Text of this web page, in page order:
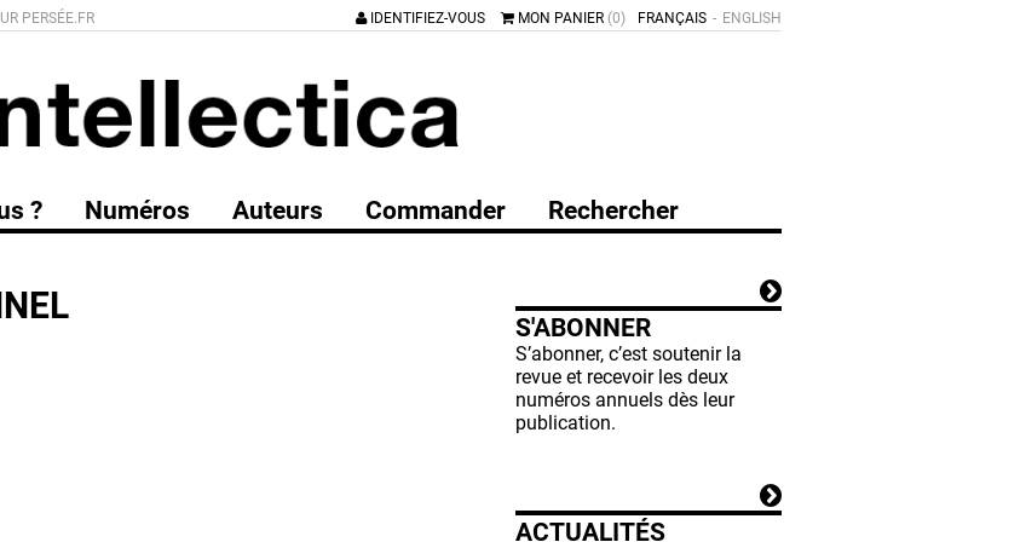
ENGLISH
FRANÇAIS
IDENTIFIEZ-VOUS MON PANIER (0)
PERSÉE.FR
? Numéros Auteurs Commander Rechercher
S'ABONNER
S’abonner, c’est soutenir la
revue et recevoir les deux
numéros annuels dès leur
publication.
ACTUALITÉS